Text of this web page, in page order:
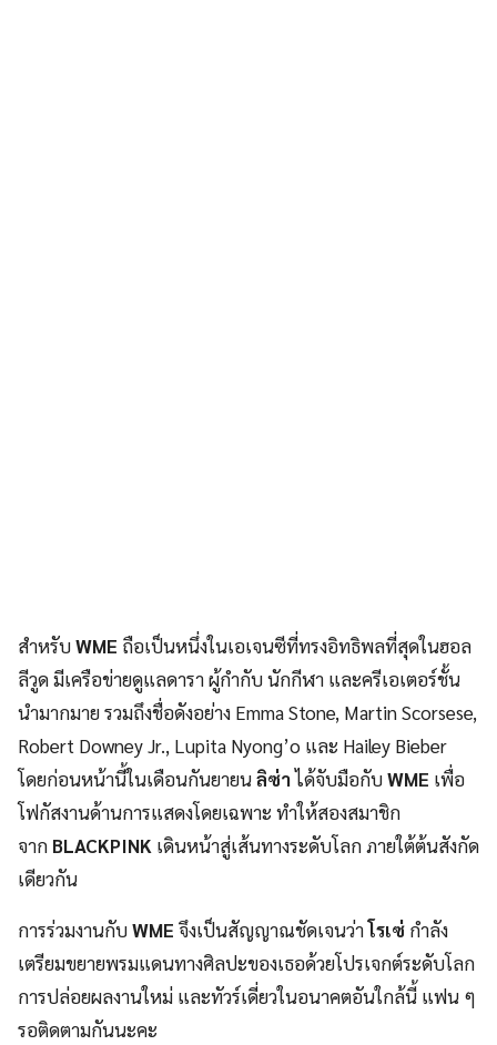
สำหรับWME ถือเป็นหนึ่งในเอเจนซีที่ทรงอิทธิพลที่สุดในฮอล
ลีวูด มีเครือข่ายดูแลดารา ผู้กำกับ นักกีฬา และครีเอเตอร์ชั้น
นำมากมาย รวมถึงชื่อดังอย่าง Emma Stone, Martin Scorsese,
Robert Downey Jr., Lupita Nyong’o และ Hailey Bieber
โดยก่อนหน้านี้ในเดือนกันยายนลิซ่าได้จับมือกับWME เพื่อ
โฟกัสงานด้านการแสดงโดยเฉพาะ ทำให้สองสมาชิก
จาก BLACKPINK เดินหน้าสู่เส้นทางระดับโลก ภายใต้ต้นสังกัด
เดียวกัน
การร่วมงานกับWME จึงเป็นสัญญาณชัดเจนว่าโรเซ่ กำลัง
เตรียมขยายพรมแดนทางศิลปะของเธอด้วยโปรเจกต์ระดับโลก
การปล่อยผลงานใหม่ และทัวร์เดี่ยวในอนาคตอันใกล้นี้ แฟน ๆ
รอติดตามกันนะคะ